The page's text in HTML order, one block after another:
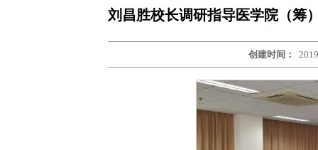
刘昌胜校长调研指导医学院（筹
创建时间：